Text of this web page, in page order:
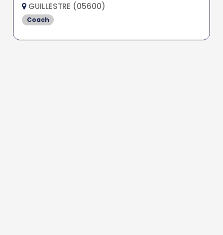
GUILLESTRE (05600)
Coach